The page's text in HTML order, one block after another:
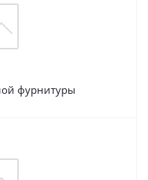
фурнитуры